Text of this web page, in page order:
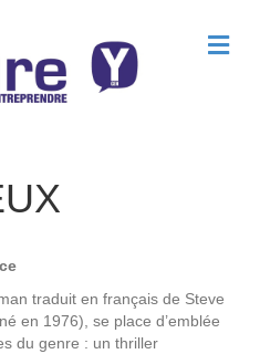
M
e
traduit en français de Steve
en 1976), se place d’emblée
du genre : un thriller